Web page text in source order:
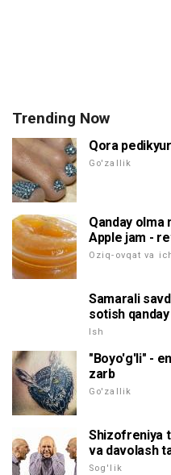
Trending Now
Qora
Go'zallik
Qanday olma
Apple jam -
Oziq-ovqat va
Samarali
sotish qanday
Ish
"Boyo'g'li" -
zarb
Go'zallik
Shizofreniya
va davolash
Sog'lik